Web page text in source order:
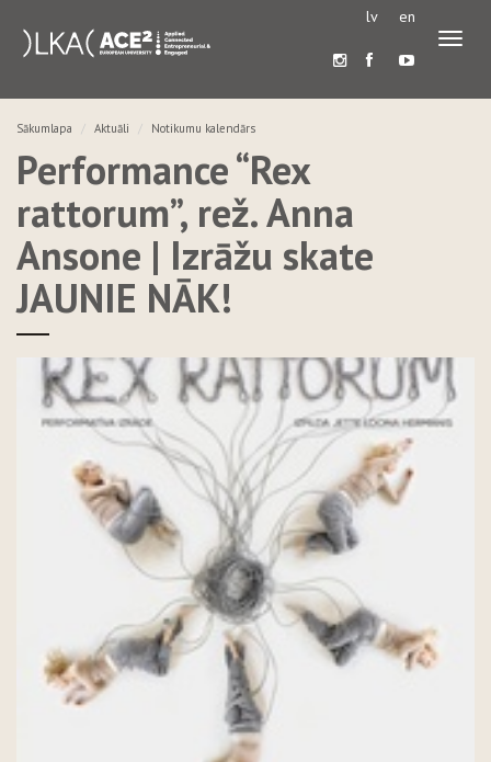
lv en
Sākumlapa Aktuāli Notikumu kalendārs
Performance “Rex
rattorum”, rež. Anna
Ansone | Izrāžu skate
JAUNIE NĀK!